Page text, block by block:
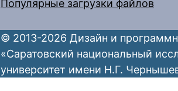
Популярные загрузки файлов
© 2013-2026 Дизайн и
«Саратовский национальный
университет имени Н.Г.